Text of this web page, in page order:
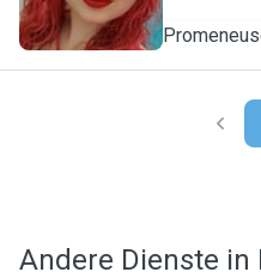
Andere Dienste